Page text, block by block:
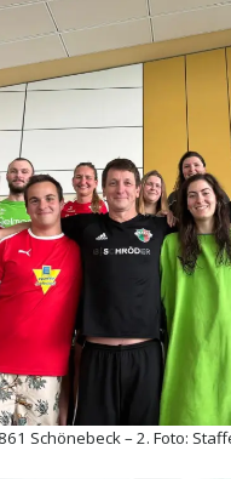
Schönebeck – 2. Foto: